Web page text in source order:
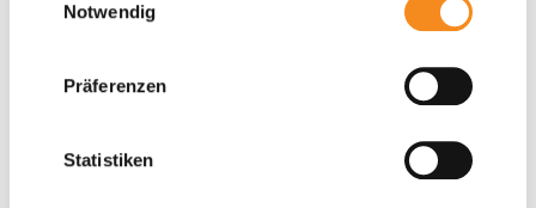
Notwendig
Präferenzen
Statistiken
Detmold direkt zur PHOENIX CONTACT arena fahren.
Impfzentrum Lippe am besten zum eigenen Impftermin
wenden: Die Mitarbeiter*innen des STADTBUS Lemgo
stehen unter 05261 255-456, die der Infothek unter der